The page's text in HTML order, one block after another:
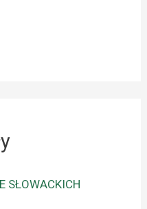
SŁOWACKICH